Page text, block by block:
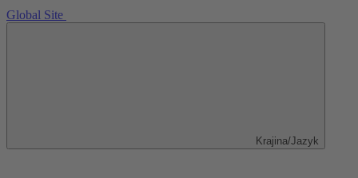
Global Site
Krajina/Jazyk